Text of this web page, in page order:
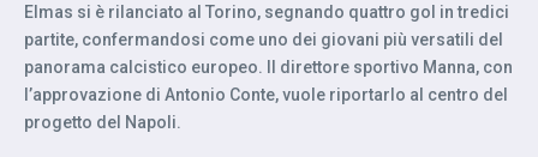
Elmas si è rilanciato al Torino, segnando quattro gol in tredici
partite, confermandosi come uno dei giovani più versatili del
panorama calcistico europeo. Il direttore sportivo Manna, con
l’approvazione di Antonio Conte, vuole riportarlo al centro del
progetto del Napoli.